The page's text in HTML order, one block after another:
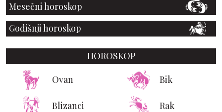
Mesečni horoskop
Godišnji horoskop
HOROSKOP
Ovan Bik
Blizanci Rak